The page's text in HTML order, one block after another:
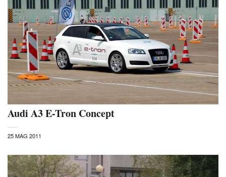
Audi A3 E-Tron Concept
25 MAG 2011